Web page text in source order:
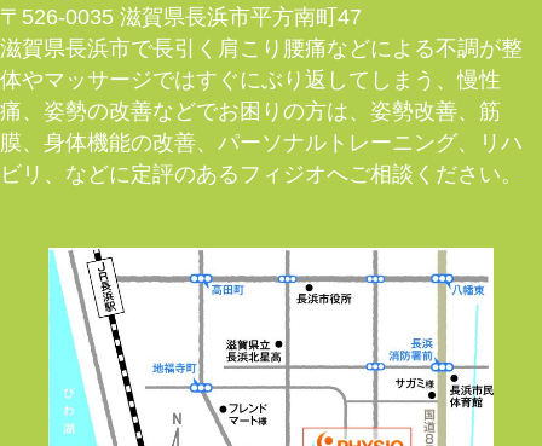
〒526-0035 滋賀県長浜市平方南町47
滋賀県長浜市で長引く肩こり腰痛などによる不調が整
体やマッサージではすぐにぶり返してしまう、慢性
痛、姿勢の改善などでお困りの方は、姿勢改善、筋
膜、身体機能の改善、パーソナルトレーニング、リハ
ビリ、などに定評のあるフィジオへご相談ください。